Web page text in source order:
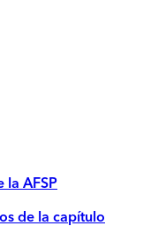
la AFSP
de la capítulo